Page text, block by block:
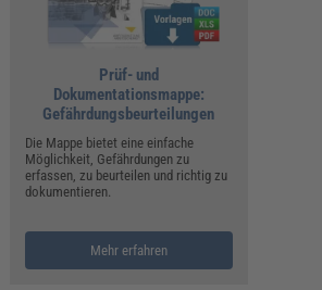
Prüf- und
Dokumentationsmappe:
Gefährdungsbeurteilungen
Die Mappe bietet eine einfache
Möglichkeit, Gefährdungen zu
erfassen, zu beurteilen und richtig zu
dokumentieren.
Mehr erfahren